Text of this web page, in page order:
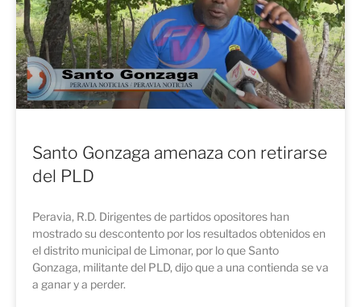
Santo Gonzaga amenaza con retirarse
del PLD
Peravia, R.D. Dirigentes de partidos opositores han
mostrado su descontento por los resultados obtenidos en
el distrito municipal de Limonar, por lo que Santo
Gonzaga, militante del PLD, dijo que a una contienda se va
a ganar y a perder.